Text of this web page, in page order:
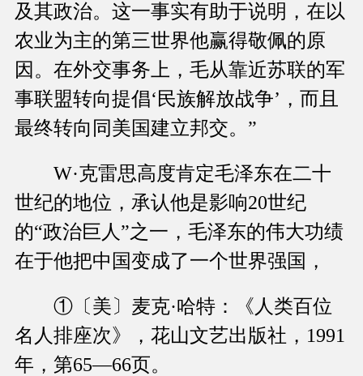
及其政治。这一事实有助于说明，在以
农业为主的第三世界他赢得敬佩的原
因。在外交事务上，毛从靠近苏联的军
事联盟转向提倡‘民族解放战争’，而且
最终转向同美国建立邦交。”
W·克雷思高度肯定毛泽东在二十
世纪的地位，承认他是影响20世纪
的“政治巨人”之一，毛泽东的伟大功绩
在于他把中国变成了一个世界强国，
①〔美〕麦克·哈特：《人类百位
名人排座次》，花山文艺出版社，1991
年，第65—66页。